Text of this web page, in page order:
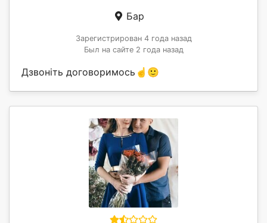
Бар
Зарегистрирован 4 года назад
Был на сайте 2 года назад
Дзвоніть договоримось☝️🙂